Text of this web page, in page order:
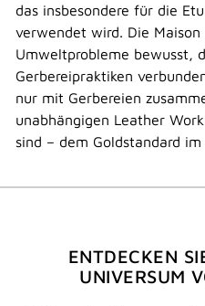
das insbesondere für die
verwendet wird. Die
Umweltprobleme bewusst,
Gerbereipraktiken
nur mit Gerbereien
unabhängigen Leather
sind – dem Goldstandard
ENTDECKEN
UNIVERSUM